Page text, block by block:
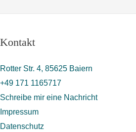
Kontakt
Rotter Str. 4, 85625 Baiern
+49 171 1165717
Schreibe mir eine Nachricht
Impressum
Datenschutz